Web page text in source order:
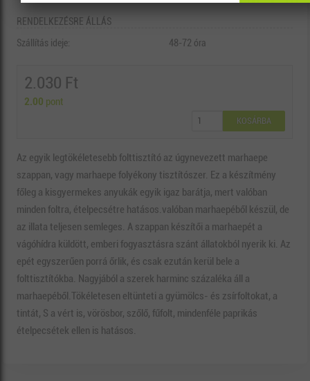
RENDELKEZÉSRE ÁLLÁS
Szállítás ideje:
48-72 óra
2.030 Ft
2.00 pont
KOSÁRBA
Az egyik legtökéletesebb folttisztító az úgynevezett marhaepe
szappan, vagy marhaepe folyékony tisztítószer. Ez a készítmény
főleg a kisgyermekes anyukák egyik igaz barátja, mert valóban
minden foltra, ételpecsétre hatásos.valóban marhaepéből készül, de
az illata teljesen semleges. A szappan készítői a marhaepét a
vágóhídra küldött, emberi fogyasztásra szánt állatokból nyerik ki. Az
epét egyszerűen porrá őrlik, és csak ezután kerül bele a
folttisztítókba. Nagyjából a szerek harminc százaléka áll a
marhaepéből.Tökéletesen eltünteti a gyümölcs- és zsírfoltokat, a
tintát, S a vért is, vörösbor, szőlő, fűfolt, mindenféle paprikás
ételpecsétek ellen is hatásos.